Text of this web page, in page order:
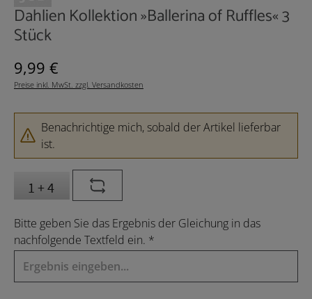
Dahlien Kollektion »Ballerina of Ruffles« 3
Stück
Regulärer Preis:
9,99 €
Preise inkl. MwSt. zzgl. Versandkosten
Benachrichtige mich, sobald der Artikel lieferbar
ist.
Bitte geben Sie das Ergebnis der Gleichung in das
nachfolgende Textfeld ein. *